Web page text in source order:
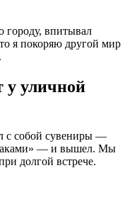
городу, впитывал
я покоряю другой мир
у уличной
с собой сувениры —
— и вышел. Мы
долгой встрече.